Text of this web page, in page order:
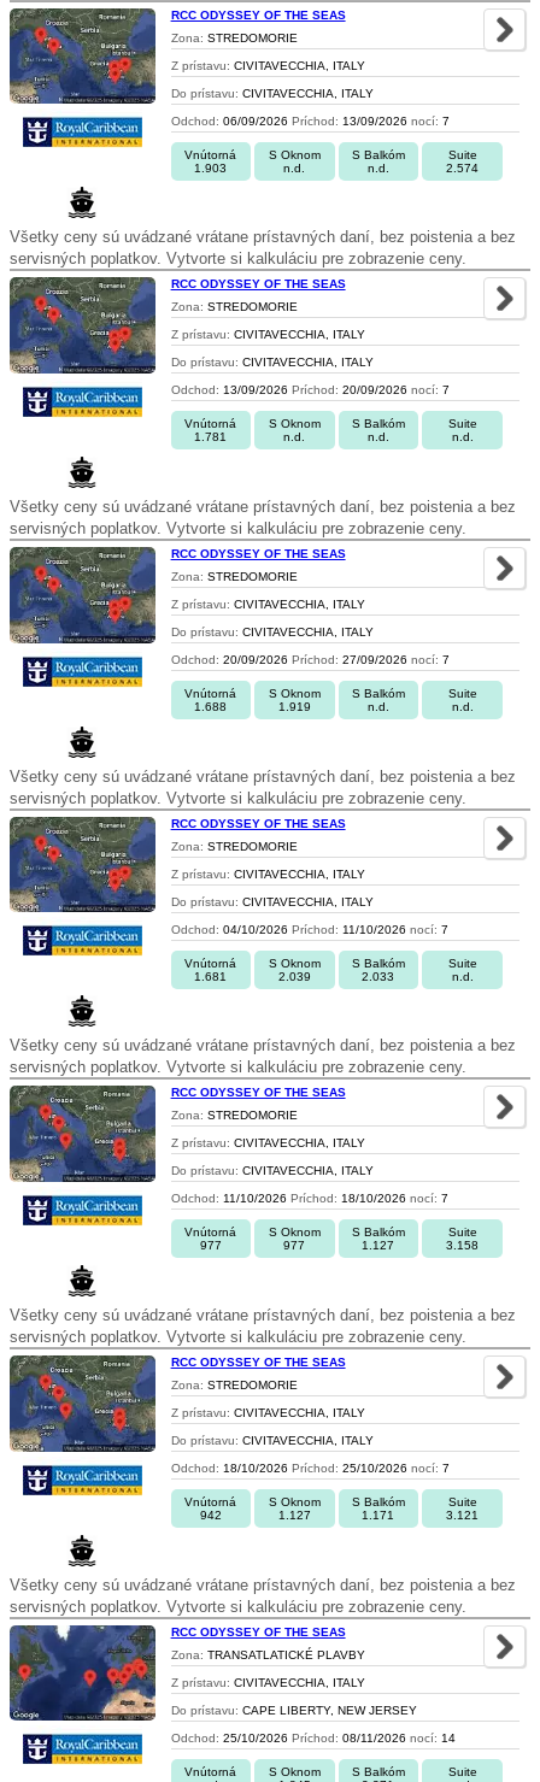
RCC ODYSSEY OF THE SEAS
Zona: STREDOMORIE
Z prístavu: CIVITAVECCHIA, ITALY
Do prístavu: CIVITAVECCHIA, ITALY
Odchod: 06/09/2026 Príchod: 13/09/2026 nocí: 7
Vnútorná
1.903
S Oknom
n.d.
S Balkóm
n.d.
Suite
2.574
Všetky ceny sú uvádzané vrátane prístavných daní, bez poistenia a bez
servisných poplatkov. Vytvorte si kalkuláciu pre zobrazenie ceny.
RCC ODYSSEY OF THE SEAS
Zona: STREDOMORIE
Z prístavu: CIVITAVECCHIA, ITALY
Do prístavu: CIVITAVECCHIA, ITALY
Odchod: 13/09/2026 Príchod: 20/09/2026 nocí: 7
Vnútorná
1.781
S Oknom
n.d.
S Balkóm
n.d.
Suite
n.d.
Všetky ceny sú uvádzané vrátane prístavných daní, bez poistenia a bez
servisných poplatkov. Vytvorte si kalkuláciu pre zobrazenie ceny.
RCC ODYSSEY OF THE SEAS
Zona: STREDOMORIE
Z prístavu: CIVITAVECCHIA, ITALY
Do prístavu: CIVITAVECCHIA, ITALY
Odchod: 20/09/2026 Príchod: 27/09/2026 nocí: 7
Vnútorná
1.688
S Oknom
1.919
S Balkóm
n.d.
Suite
n.d.
Všetky ceny sú uvádzané vrátane prístavných daní, bez poistenia a bez
servisných poplatkov. Vytvorte si kalkuláciu pre zobrazenie ceny.
RCC ODYSSEY OF THE SEAS
Zona: STREDOMORIE
Z prístavu: CIVITAVECCHIA, ITALY
Do prístavu: CIVITAVECCHIA, ITALY
Odchod: 04/10/2026 Príchod: 11/10/2026 nocí: 7
Vnútorná
1.681
S Oknom
2.039
S Balkóm
2.033
Suite
n.d.
Všetky ceny sú uvádzané vrátane prístavných daní, bez poistenia a bez
servisných poplatkov. Vytvorte si kalkuláciu pre zobrazenie ceny.
RCC ODYSSEY OF THE SEAS
Zona: STREDOMORIE
Z prístavu: CIVITAVECCHIA, ITALY
Do prístavu: CIVITAVECCHIA, ITALY
Odchod: 11/10/2026 Príchod: 18/10/2026 nocí: 7
Vnútorná
977
S Oknom
977
S Balkóm
1.127
Suite
3.158
Všetky ceny sú uvádzané vrátane prístavných daní, bez poistenia a bez
servisných poplatkov. Vytvorte si kalkuláciu pre zobrazenie ceny.
RCC ODYSSEY OF THE SEAS
Zona: STREDOMORIE
Z prístavu: CIVITAVECCHIA, ITALY
Do prístavu: CIVITAVECCHIA, ITALY
Odchod: 18/10/2026 Príchod: 25/10/2026 nocí: 7
Vnútorná
942
S Oknom
1.127
S Balkóm
1.171
Suite
3.121
Všetky ceny sú uvádzané vrátane prístavných daní, bez poistenia a bez
servisných poplatkov. Vytvorte si kalkuláciu pre zobrazenie ceny.
RCC ODYSSEY OF THE SEAS
Zona: TRANSATLATICKÉ PLAVBY
Z prístavu: CIVITAVECCHIA, ITALY
Do prístavu: CAPE LIBERTY, NEW JERSEY
Odchod: 25/10/2026 Príchod: 08/11/2026 nocí: 14
Vnútorná
S Oknom
S Balkóm
Suite